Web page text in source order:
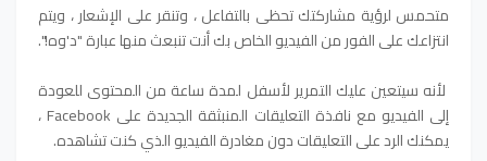
متحمس لرؤية مشاركتك تحظى بالتفاعل ، وتنقر على الإشعار ، ويتم
انتزاعك على الفور من الفيديو الخاص بك أنت تنبعث منها عبارة "د'وه!".
لأنه سيتعين عليك التمرير لأسفل لمدة ساعة من المحتوى للعودة
إلى الفيديو مع نافذة التعليقات المنبثقة الجديدة على Facebook ،
يمكنك الرد على التعليقات دون مغادرة الفيديو الذي كنت تشاهده.